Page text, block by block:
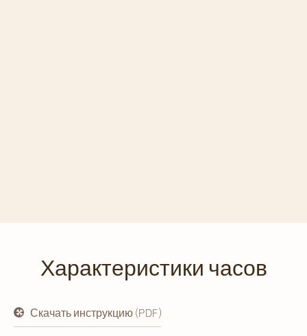
Характеристики часов
Скачать инструкцию (PDF)
открывается
в